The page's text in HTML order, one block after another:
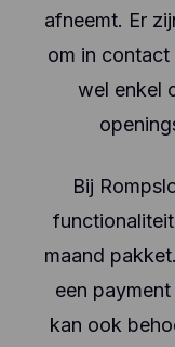
afneemt. Er
om in contact
wel enkel
Bij
maand
een
kan ook